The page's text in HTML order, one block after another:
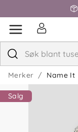
Merker Name It
Salg